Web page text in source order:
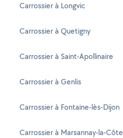
Carrossier à Longvic
Carrossier à Quetigny
Carrossier à Saint-Apollinaire
Carrossier à Genlis
Carrossier à Fontaine-lès-Dijon
Carrossier à Marsannay-la-Côte